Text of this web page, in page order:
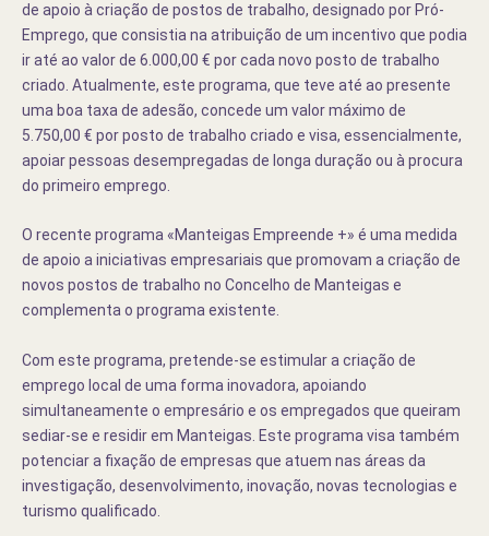
de apoio à criação de postos de trabalho, designado por Pró-
Emprego, que consistia na atribuição de um incentivo que podia
ir até ao valor de 6.000,00 € por cada novo posto de trabalho
criado. Atualmente, este programa, que teve até ao presente
uma boa taxa de adesão, concede um valor máximo de
5.750,00 € por posto de trabalho criado e visa, essencialmente,
apoiar pessoas desempregadas de longa duração ou à procura
do primeiro emprego.
O recente programa «Manteigas Empreende +» é uma medida
de apoio a iniciativas empresariais que promovam a criação de
novos postos de trabalho no Concelho de Manteigas e
complementa o programa existente.
Com este programa, pretende-se estimular a criação de
emprego local de uma forma inovadora, apoiando
simultaneamente o empresário e os empregados que queiram
sediar-se e residir em Manteigas. Este programa visa também
potenciar a fixação de empresas que atuem nas áreas da
investigação, desenvolvimento, inovação, novas tecnologias e
turismo qualificado.